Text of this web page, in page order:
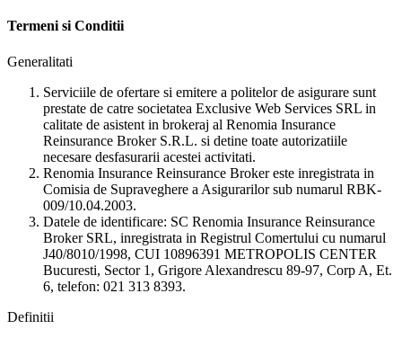
Termeni si Conditii
Generalitati
Serviciile de ofertare si emitere a politelor de asigurare sunt
prestate de catre societatea Exclusive Web Services SRL in
calitate de asistent in brokeraj al Renomia Insurance
Reinsurance Broker S.R.L. si detine toate autorizatiile
necesare desfasurarii acestei activitati.
Renomia Insurance Reinsurance Broker este inregistrata in
Comisia de Supraveghere a Asigurarilor sub numarul RBK-
009/10.04.2003.
Datele de identificare: SC Renomia Insurance Reinsurance
Broker SRL, inregistrata in Registrul Comertului cu numarul
J40/8010/1998, CUI 10896391 METROPOLIS CENTER
Bucuresti, Sector 1, Grigore Alexandrescu 89-97, Corp A, Et.
6, telefon: 021 313 8393.
Definitii